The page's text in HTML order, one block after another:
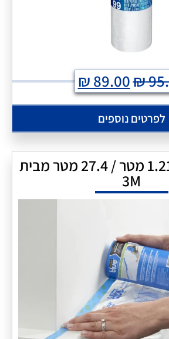
₪
₪89.00
לפרטים נוספים
דיספנסר 48 1.21 מטר / 27.4 מטר מבית
3M